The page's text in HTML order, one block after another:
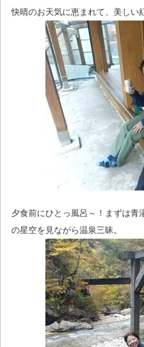
快晴のお天気に恵まれて、美しい
夕食前にひとっ風呂～！まずは青
の星空を見ながら温泉三昧。